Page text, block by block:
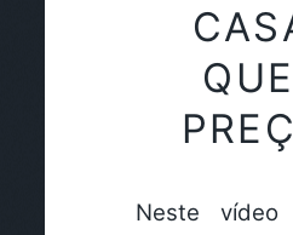
Neste